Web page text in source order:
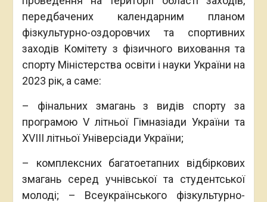
передбачених календарним планом
фізкультурно-оздоровчих та спортивних
заходів Комітету з фізичного виховання та
спорту Міністерства освіти і науки України на
2023 рік, а саме:
– фінальних змагань з видів спорту за
програмою V літньої Гімназіади України та
XVIII літньої Універсіади України;
– комплексних багатоетапних відбіркових
змагань серед учнівської та студентської
молоді; – Всеукраїнського фізкультурно-